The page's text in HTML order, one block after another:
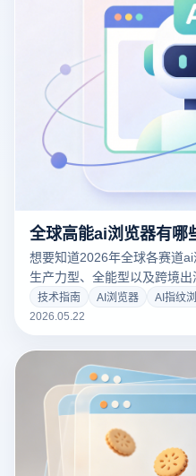
想要知道2026年全球各赛道
生产力型、全能型以及跨境出
登指纹浏览器，深度解密AI
联与智能化行为模拟保障多账
技术指南 AI浏览器
AI指纹
2026.05.22